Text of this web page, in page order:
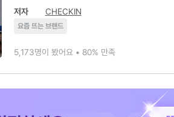
저자 CHECKIN
요즘 뜨는 브랜드
5,173명이 봤어요 • 80% 만족